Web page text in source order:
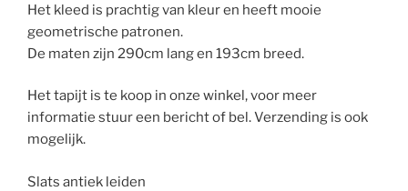
Het kleed is prachtig van kleur en heeft mooie
geometrische patronen.
De maten zijn 290cm lang en 193cm breed.
Het tapijt is te koop in onze winkel, voor meer
informatie stuur een bericht of bel. Verzending is ook
mogelijk.
Slats antiek leiden